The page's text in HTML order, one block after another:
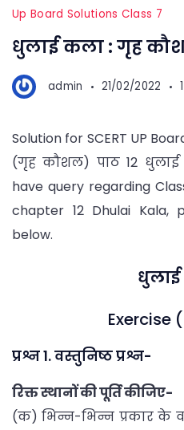
Up Board Solutions Class 7
धुलाई कला : गृह
admin 21/02/2022
Solution for SCERT UP
(गृह कौशल) पाठ 12
have query regarding
chapter 12 Dhulai Kala,
below.
Exercise
प्रश्न 1. वस्तुनिष्ठ प्रश्न-
रिक्त स्थानों की पूर्ति कीजिए-
(क) भिन्न-भिन्न प्रकार के